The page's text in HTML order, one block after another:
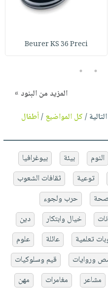
Beurer KS 36 Preci
4
5
المزيد من البنود »
/كل المواضيع/أطفال
النوم بيئة
بيوغرافيا
توعية
ثقافات الشعوب
حرب ولجوء
خيال وابتكار
دين
تعلمية عائلة
علوم
وروايات
قيم وسلوكيات
مشاعر مغامرات
مهن